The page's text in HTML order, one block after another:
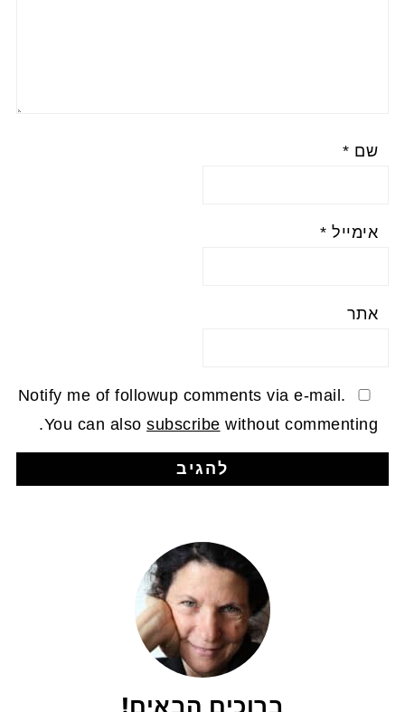
שם *
אימייל *
אתר
Notify me of followup comments via e-mail.
You can alsosubscribe without commenting.
ברוכים הבאים!